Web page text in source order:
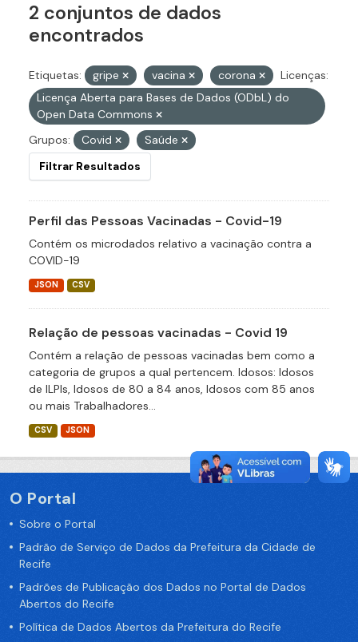
2 conjuntos de dados
encontrados
Etiquetas: gripe vacina corona
Licenças:
Licença Aberta para Bases de Dados (ODbL) do
Open Data Commons
Grupos:
Covid
Saúde
Filtrar Resultados
Perfil das Pessoas Vacinadas - Covid-19
Contém os microdados relativo a vacinação contra a
COVID-19
JSON CSV
Relação de pessoas vacinadas - Covid 19
Contém a relação de pessoas vacinadas bem como a
categoria de grupos a qual pertencem. Idosos: Idosos
de ILPIs, Idosos de 80 a 84 anos, Idosos com 85 anos
ou mais Trabalhadores...
CSV JSON
O Portal
Sobre o Portal
Padrão de Serviço de Dados da Prefeitura da Cidade de
Recife
Padrões de Publicação dos Dados no Portal de Dados
Abertos do Recife
Política de Dados Abertos da Prefeitura do Recife